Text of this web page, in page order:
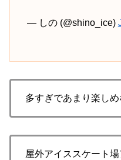
— しの (@shino_ice)
多すぎであまり楽しめ
屋外アイススケート場